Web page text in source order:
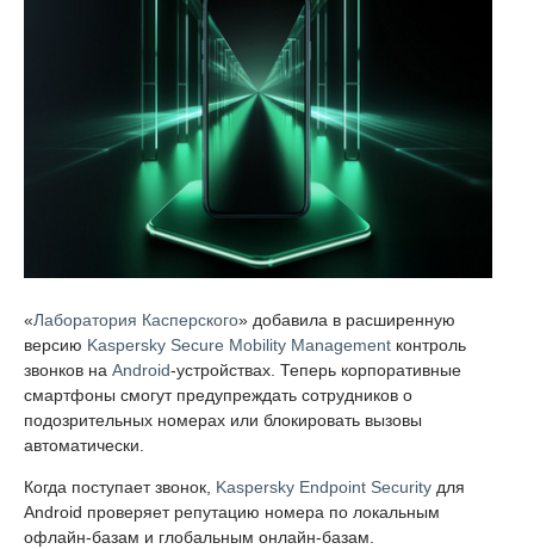
«Лаборатория Касперского» добавила в расширенную
версию Kaspersky Secure Mobility Management контроль
звонков на Android-устройствах. Теперь корпоративные
смартфоны смогут предупреждать сотрудников о
подозрительных номерах или блокировать вызовы
автоматически.
Когда поступает звонок, Kaspersky Endpoint Security для
Android проверяет репутацию номера по локальным
офлайн-базам и глобальным онлайн-базам.